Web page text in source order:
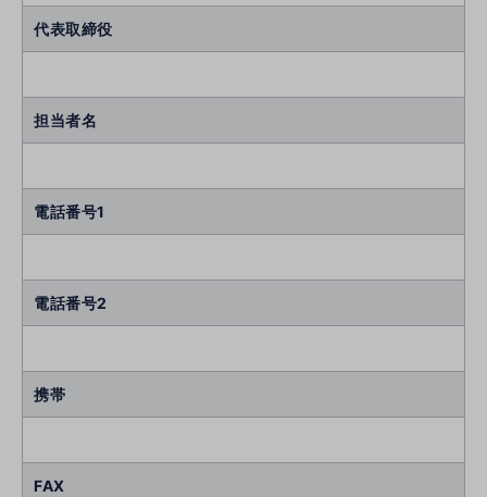
代表取締役
担当者名
電話番号1
電話番号2
携帯
FAX